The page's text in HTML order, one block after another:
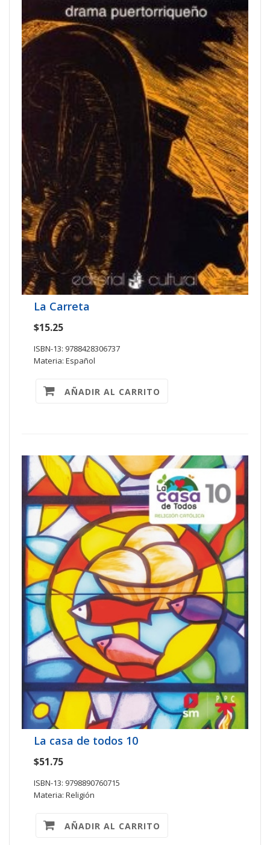
La Carreta
$15.25
ISBN-13: 9788428306737
Materia: Español
AÑADIR AL CARRITO
La casa de todos 10
$51.75
ISBN-13: 9798890760715
Materia: Religión
AÑADIR AL CARRITO